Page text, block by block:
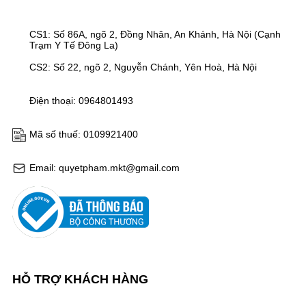
Email: quyetpham.mkt@gmail.com
Mã số thuế: 0109921400
Điện thoại: 0964801493
CS1: Số 86A, ngõ 2, Đồng Nhân, An Khánh, Hà Nội (Cạnh
Trạm Y Tế Đông La)
CS2: Số 22, ngõ 2, Nguyễn Chánh, Yên Hoà, Hà Nội
HỖ TRỢ KHÁCH HÀNG